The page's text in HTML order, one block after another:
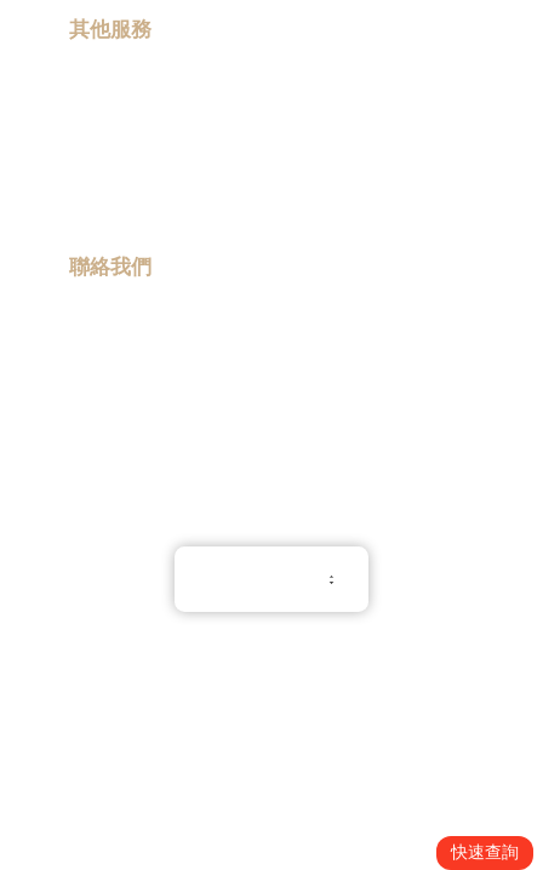
其他服務
聯絡我們
快速查詢